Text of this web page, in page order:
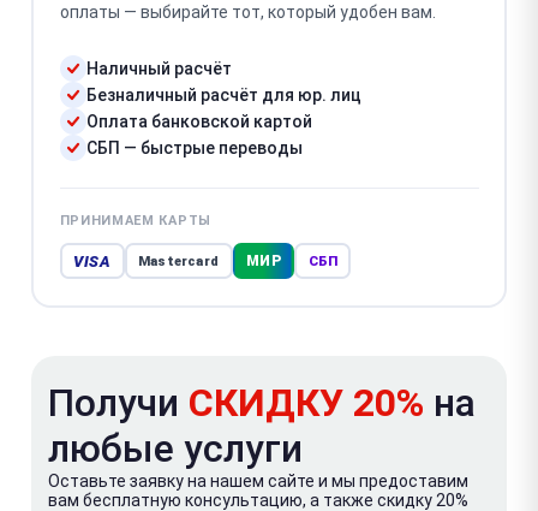
оплаты — выбирайте тот, который удобен вам.
Наличный расчёт
Безналичный расчёт для юр. лиц
Оплата банковской картой
СБП — быстрые переводы
ПРИНИМАЕМ КАРТЫ
VISA Mastercard МИР СБП
Получи СКИДКУ 20% на
любые услуги
Оставьте заявку на нашем сайте и мы предоставим
вам бесплатную консультацию, а также скидку 20%